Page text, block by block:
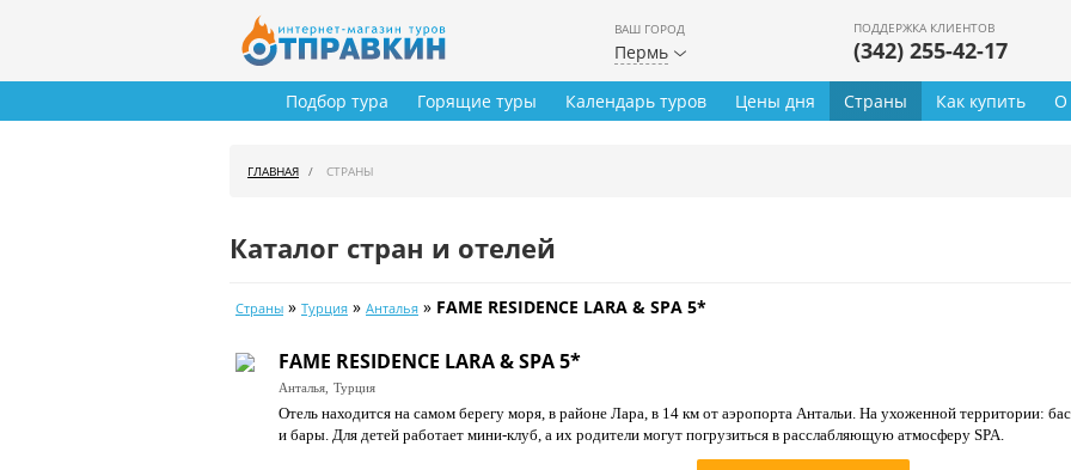
ВАШ ГОРОД
Пермь
ПОДДЕРЖКА КЛИЕНТОВ
(342) 255-42-17
Подбор тура Горящие туры Календарь туров Цены дня Страны Как купить О
ГЛАВНАЯ СТРАНЫ
Каталог стран и отелей
Страны » Турция » Анталья » FAME RESIDENCE LARA & SPA 5*
FAME RESIDENCE LARA & SPA 5*
Анталья, Турция
Отель находится на самом берегу моря, в районе Лара, в 14 км от аэропорта Антальи. На ухоженной территории:
и бары. Для детей работает мини-клуб, а их родители могут погрузиться в расслабляющую атмосферу SPA.